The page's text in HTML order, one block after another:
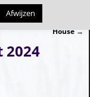
Volle tent met Full
House→
2024
Afwijzen